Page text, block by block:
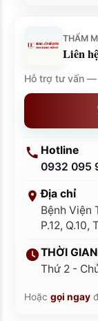
THẨM
Liên
Hỗ trợ tư vấn —
Hotline
0932 095
Địa chỉ
Bệnh Viện
P.12, Q.10,
THỜI
Thứ 2 -
Hoặc gọi ngay